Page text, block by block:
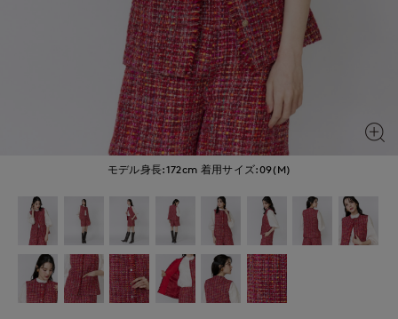
モデル身長:172cm 着用サイズ:09(M)